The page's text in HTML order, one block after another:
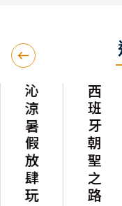
沁涼暑假放肆玩 西班牙朝聖之路